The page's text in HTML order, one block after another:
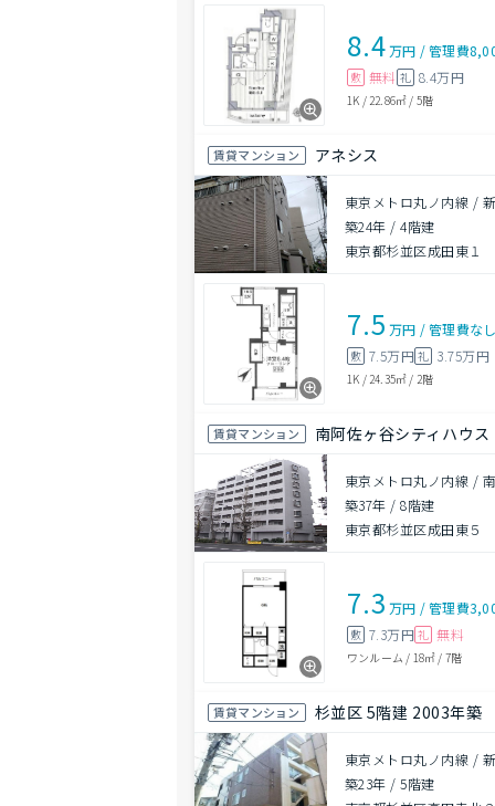
8.4万円 /管理費
敷 無料 礼 8.4万円
1K / 22.86㎡ / 5階
賃貸マンション アネシス
東京メトロ丸ノ内線 /
築24年 /4階建
東京都杉並区成田東１
7.5 万円 /管理費なし
敷 7.5万円礼 3.75万円
1K / 24.35㎡ / 2階
賃貸マンション 南阿佐ヶ谷シティハウス
東京メトロ丸ノ内線 /
築37年 /8階建
東京都杉並区成田東５
7.3 万円 /管理費
敷 7.3万円 礼 無料
ワンルーム / 18㎡ / 7階
賃貸マンション 杉並区 5階建 2003年築
東京メトロ丸ノ内線 /
築23年 /5階建